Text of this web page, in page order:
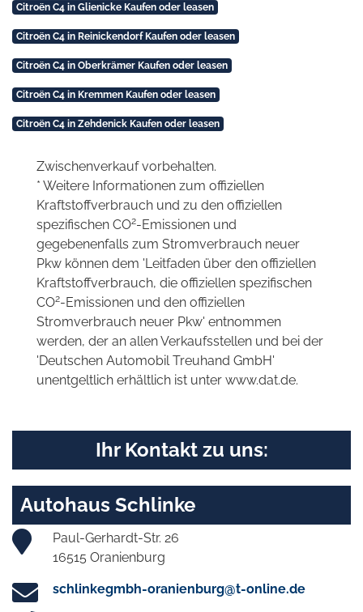
Citroën C4 in Glienicke Kaufen oder leasen
Citroën C4 in Reinickendorf Kaufen oder leasen
Citroën C4 in Oberkrämer Kaufen oder leasen
Citroën C4 in Kremmen Kaufen oder leasen
Citroën C4 in Zehdenick Kaufen oder leasen
Zwischenverkauf vorbehalten.
* Weitere Informationen zum offiziellen
Kraftstoffverbrauch und zu den offiziellen
spezifischen CO2-Emissionen und
gegebenenfalls zum Stromverbrauch neuer
Pkw können dem 'Leitfaden über den offiziellen
Kraftstoffverbrauch, die offiziellen spezifischen
CO2-Emissionen und den offiziellen
Stromverbrauch neuer Pkw' entnommen
werden, der an allen Verkaufsstellen und bei der
'Deutschen Automobil Treuhand GmbH'
unentgeltlich erhältlich ist unter www.dat.de.
Ihr Kontakt zu uns:
Autohaus Schlinke
Paul-Gerhardt-Str. 26
16515 Oranienburg
schlinkegmbh-oranienburg@t-online.de